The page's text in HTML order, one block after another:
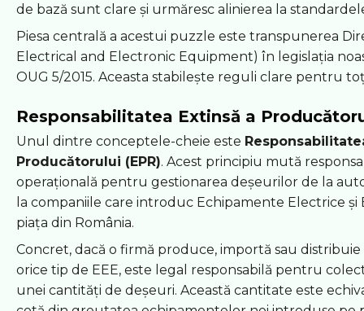
de bază sunt clare și urmăresc alinierea la
Piesa centrală a acestui puzzle este transpunerea
Electrical and Electronic Equipment) în legislația
OUG 5/2015. Aceasta stabilește reguli clare pentru
Responsabilitatea Extinsă a
Unul dintre conceptele-cheie este
Producătorului (EPR). Acest principiu mută
operațională pentru gestionarea deșeurilor de la
la companiile care introduc Echipamente Electrice și
piața din România.
Concret, dacă o firmă produce, importă sau
orice tip de EEE, este legal responsabilă pentru
unei cantități de deșeuri. Această cantitate este